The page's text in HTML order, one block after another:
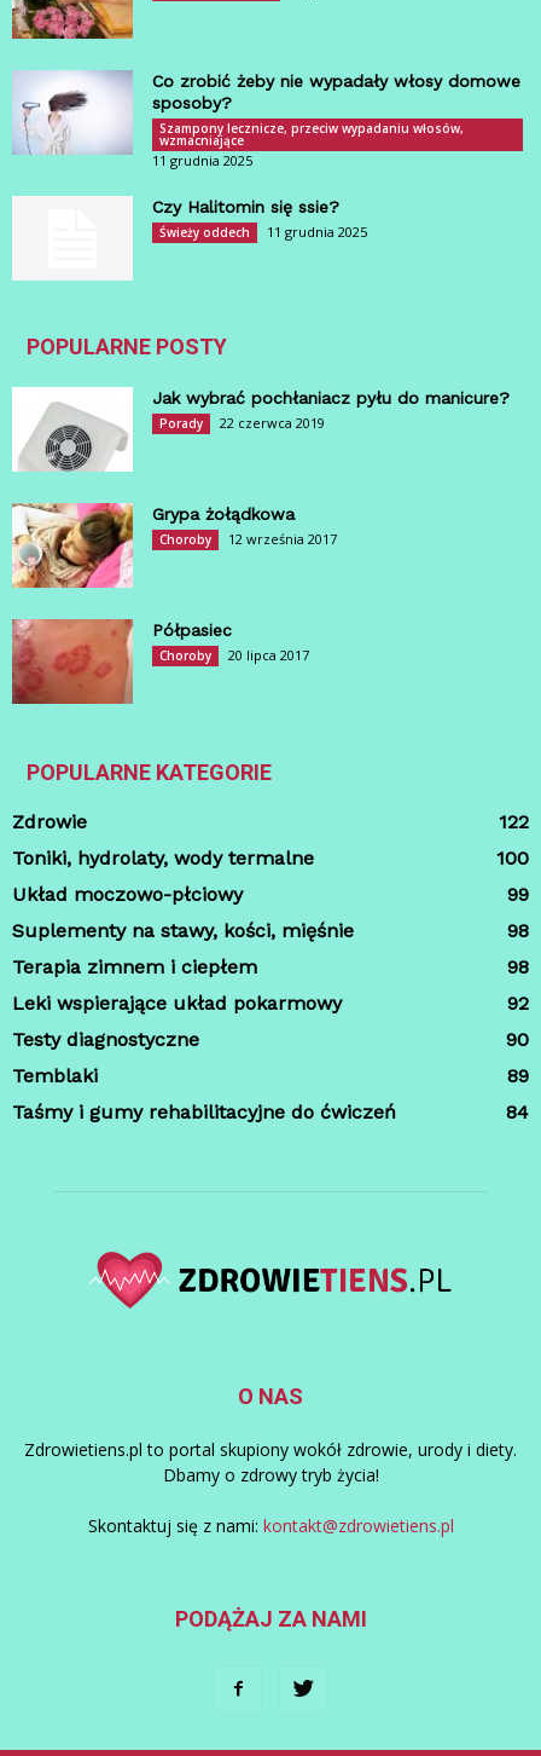
Co zrobić żeby nie wypadały włosy domowe
sposoby?
Szampony lecznicze, przeciw wypadaniu włosów,
wzmacniające
11 grudnia 2025
Czy Halitomin się ssie?
Świeży oddech 11 grudnia 2025
POPULARNE POSTY
Jak wybrać pochłaniacz pyłu do manicure?
Porady 22 czerwca 2019
Grypa żołądkowa
Choroby 12 września 2017
Półpasiec
Choroby 20 lipca 2017
POPULARNE KATEGORIE
Zdrowie
122
Toniki, hydrolaty, wody termalne
100
Układ moczowo-płciowy
99
Suplementy na stawy, kości, mięśnie
98
Terapia zimnem i ciepłem
98
Leki wspierające układ pokarmowy
92
Testy diagnostyczne
90
Temblaki
89
Taśmy i gumy rehabilitacyjne do ćwiczeń
84
O NAS
Zdrowietiens.pl to portal skupiony wokół zdrowie, urody i diety.
Dbamy o zdrowy tryb życia!
Skontaktuj się z nami: kontakt@zdrowietiens.pl
PODĄŻAJ ZA NAMI